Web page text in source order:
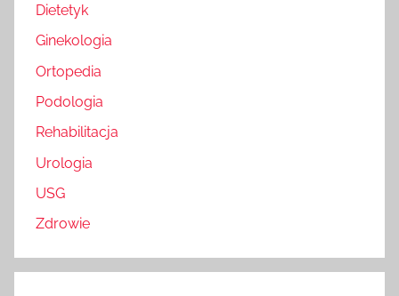
Dietetyk
Ginekologia
Ortopedia
Podologia
Rehabilitacja
Urologia
USG
Zdrowie